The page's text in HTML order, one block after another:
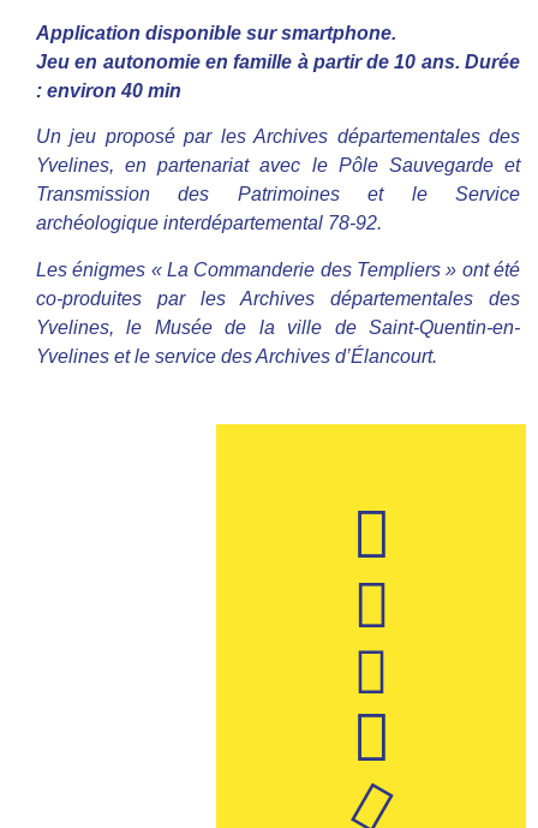
Application disponible sur smartphone.
Jeu en autonomie en famille à partir de 10 ans. Durée
: environ 40 min
Un jeu proposé par les Archives départementales des
Yvelines, en partenariat avec le Pôle Sauvegarde et
Transmission des Patrimoines et le Service
archéologique interdépartemental 78-92.
Les énigmes « La Commanderie des Templiers » ont été
co-produites par les Archives départementales des
Yvelines, le Musée de la ville de Saint-Quentin-en-
Yvelines et le service des Archives d’Élancourt.